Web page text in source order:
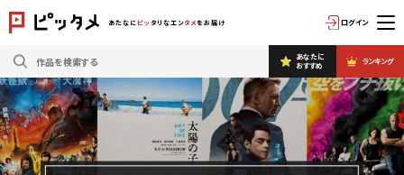
あたなに ピッ タリなエンタメをお届け ログイン
あなたに
おすすめ
ランキング